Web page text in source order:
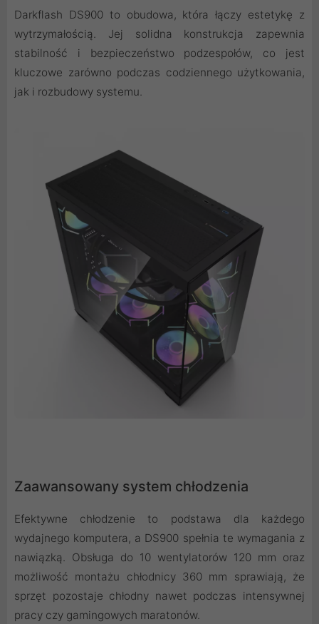
Darkflash DS900 to obudowa, która łączy estetykę z
wytrzymałością. Jej solidna konstrukcja zapewnia
stabilność i bezpieczeństwo podzespołów, co jest
kluczowe zarówno podczas codziennego użytkowania,
jak i rozbudowy systemu.
Zaawansowany system chłodzenia
Efektywne chłodzenie to podstawa dla każdego
wydajnego komputera, a DS900 spełnia te wymagania z
nawiązką. Obsługa do 10 wentylatorów 120 mm oraz
możliwość montażu chłodnicy 360 mm sprawiają, że
sprzęt pozostaje chłodny nawet podczas intensywnej
pracy czy gamingowych maratonów.